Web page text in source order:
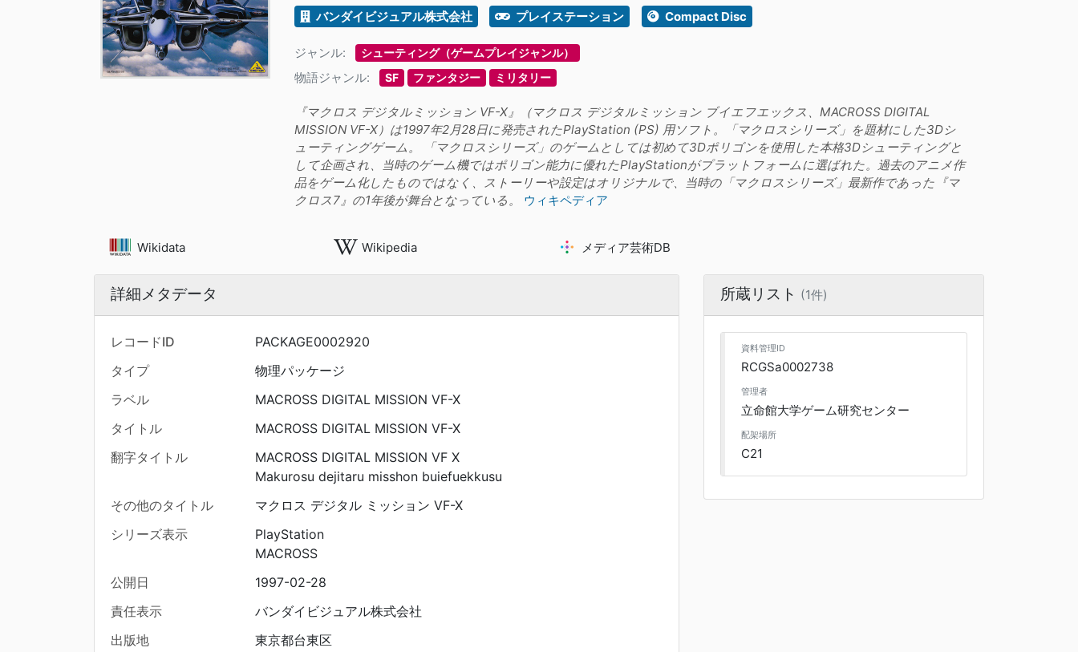
バンダイビジュアル株式会社 プレイステーション Compact Disc
ジャンル: シューティング（ゲームプレイジャンル）
物語ジャンル: SF ファンタジー ミリタリー
『マクロス デジタルミッション VF-X』（マクロス デジタルミッション ブイエフエックス、MACROSS DIGITAL
MISSION VF-X）は1997年2月28日に発売されたPlayStation (PS) 用ソフト。「マクロスシリーズ」を題材にした3Dシ
ューティングゲーム。 「マクロスシリーズ」のゲームとしては初めて3Dポリゴンを使用した本格3Dシューティングと
して企画され、当時のゲーム機ではポリゴン能力に優れたPlayStationがプラットフォームに選ばれた。過去のアニメ作
品をゲーム化したものではなく、ストーリーや設定はオリジナルで、当時の「マクロスシリーズ」最新作であった『マ
クロス7』の1年後が舞台となっている。
ウィキペディア
Wikidata Wikipedia メディア芸術DB
詳細メタデータ
レコードID
PACKAGE0002920
タイプ
物理パッケージ
ラベル
MACROSS DIGITAL MISSION VF-X
タイトル
MACROSS DIGITAL MISSION VF-X
翻字タイトル
MACROSS DIGITAL MISSION VF X
Makurosu dejitaru misshon buiefuekkusu
その他のタイトル
マクロス デジタル ミッション VF-X
シリーズ表示
PlayStation
MACROSS
公開日
1997-02-28
責任表示
バンダイビジュアル株式会社
出版地
東京都台東区
所蔵リスト (1件)
資料管理ID
RCGSa0002738
管理者
立命館大学ゲーム研究センター
配架場所
C21